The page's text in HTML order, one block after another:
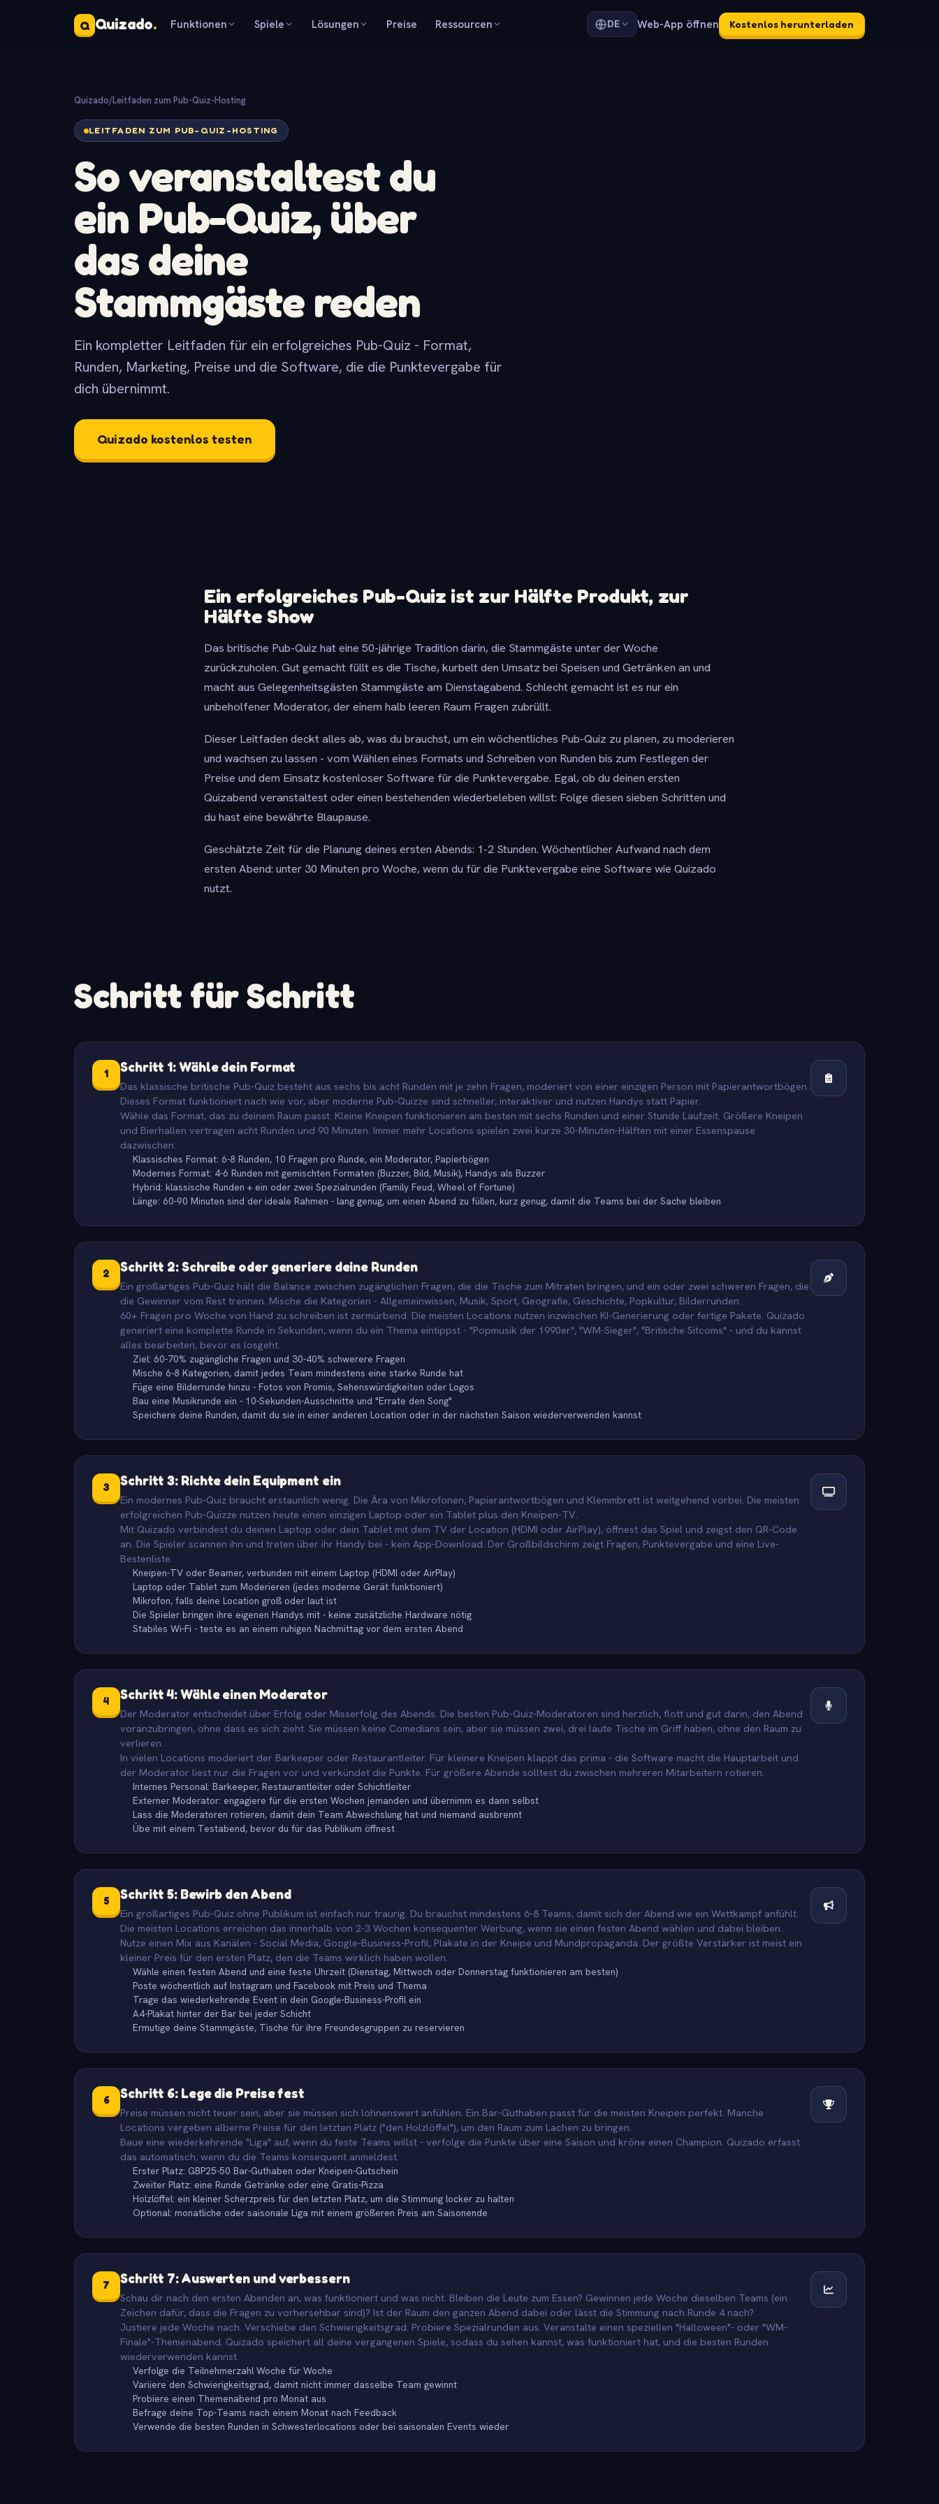
Q Quizado. Funktionen Spiele Lösungen Preise Ressourcen DE Web-App öffnen Kostenlos herunterladen
Quizado/Leitfaden zum Pub-Quiz-Hosting
LEITFADEN ZUM PUB-QUIZ-HOSTING
So veranstaltest du
ein Pub-Quiz, über
das deine
Stammgäste reden
Ein kompletter Leitfaden für ein erfolgreiches Pub-Quiz - Format,
Runden, Marketing, Preise und die Software, die die Punktevergabe für
dich übernimmt.
Quizado kostenlos testen
Ein erfolgreiches Pub-Quiz ist zur Hälfte Produkt, zur
Hälfte Show
Das britische Pub-Quiz hat eine 50-jährige Tradition darin, die Stammgäste unter der Woche
zurückzuholen. Gut gemacht füllt es die Tische, kurbelt den Umsatz bei Speisen und Getränken an und
macht aus Gelegenheitsgästen Stammgäste am Dienstagabend. Schlecht gemacht ist es nur ein
unbeholfener Moderator, der einem halb leeren Raum Fragen zubrüllt.
Dieser Leitfaden deckt alles ab, was du brauchst, um ein wöchentliches Pub-Quiz zu planen, zu moderieren
und wachsen zu lassen - vom Wählen eines Formats und Schreiben von Runden bis zum Festlegen der
Preise und dem Einsatz kostenloser Software für die Punktevergabe. Egal, ob du deinen ersten
Quizabend veranstaltest oder einen bestehenden wiederbeleben willst: Folge diesen sieben Schritten und
du hast eine bewährte Blaupause.
Geschätzte Zeit für die Planung deines ersten Abends: 1-2 Stunden. Wöchentlicher Aufwand nach dem
ersten Abend: unter 30 Minuten pro Woche, wenn du für die Punktevergabe eine Software wie Quizado
nutzt.
Schritt für Schritt
1 Schritt 1: Wähle dein Format
Das klassische britische Pub-Quiz besteht aus sechs bis acht Runden mit je zehn Fragen, moderiert von einer einzigen Person mit Papierantwortbögen.
Dieses Format funktioniert nach wie vor, aber moderne Pub-Quizze sind schneller, interaktiver und nutzen Handys statt Papier.
Wähle das Format, das zu deinem Raum passt. Kleine Kneipen funktionieren am besten mit sechs Runden und einer Stunde Laufzeit. Größere Kneipen
und Bierhallen vertragen acht Runden und 90 Minuten. Immer mehr Locations spielen zwei kurze 30-Minuten-Hälften mit einer Essenspause
dazwischen.
Klassisches Format: 6-8 Runden, 10 Fragen pro Runde, ein Moderator, Papierbögen
Modernes Format: 4-6 Runden mit gemischten Formaten (Buzzer, Bild, Musik), Handys als Buzzer
Hybrid: klassische Runden + ein oder zwei Spezialrunden (Family Feud, Wheel of Fortune)
Länge: 60-90 Minuten sind der ideale Rahmen - lang genug, um einen Abend zu füllen, kurz genug, damit die Teams bei der Sache bleiben
2 Schritt 2: Schreibe oder generiere deine Runden
Ein großartiges Pub-Quiz hält die Balance zwischen zugänglichen Fragen, die die Tische zum Mitraten bringen, und ein oder zwei schweren Fragen, die
die Gewinner vom Rest trennen. Mische die Kategorien - Allgemeinwissen, Musik, Sport, Geografie, Geschichte, Popkultur, Bilderrunden.
60+ Fragen pro Woche von Hand zu schreiben ist zermürbend. Die meisten Locations nutzen inzwischen KI-Generierung oder fertige Pakete. Quizado
generiert eine komplette Runde in Sekunden, wenn du ein Thema eintippst - "Popmusik der 1990er", "WM-Sieger", "Britische Sitcoms" - und du kannst
alles bearbeiten, bevor es losgeht.
Ziel: 60-70% zugängliche Fragen und 30-40% schwerere Fragen
Mische 6-8 Kategorien, damit jedes Team mindestens eine starke Runde hat
Füge eine Bilderrunde hinzu - Fotos von Promis, Sehenswürdigkeiten oder Logos
Bau eine Musikrunde ein - 10-Sekunden-Ausschnitte und "Errate den Song"
Speichere deine Runden, damit du sie in einer anderen Location oder in der nächsten Saison wiederverwenden kannst
3 Schritt 3: Richte dein Equipment ein
Ein modernes Pub-Quiz braucht erstaunlich wenig. Die Ära von Mikrofonen, Papierantwortbögen und Klemmbrett ist weitgehend vorbei. Die meisten
erfolgreichen Pub-Quizze nutzen heute einen einzigen Laptop oder ein Tablet plus den Kneipen-TV.
Mit Quizado verbindest du deinen Laptop oder dein Tablet mit dem TV der Location (HDMI oder AirPlay), öffnest das Spiel und zeigst den QR-Code
an. Die Spieler scannen ihn und treten über ihr Handy bei - kein App-Download. Der Großbildschirm zeigt Fragen, Punktevergabe und eine Live-
Bestenliste.
Kneipen-TV oder Beamer, verbunden mit einem Laptop (HDMI oder AirPlay)
Laptop oder Tablet zum Moderieren (jedes moderne Gerät funktioniert)
Mikrofon, falls deine Location groß oder laut ist
Die Spieler bringen ihre eigenen Handys mit - keine zusätzliche Hardware nötig
Stabiles Wi-Fi - teste es an einem ruhigen Nachmittag vor dem ersten Abend
4 Schritt 4: Wähle einen Moderator
Der Moderator entscheidet über Erfolg oder Misserfolg des Abends. Die besten Pub-Quiz-Moderatoren sind herzlich, flott und gut darin, den Abend
voranzubringen, ohne dass es sich zieht. Sie müssen keine Comedians sein, aber sie müssen zwei, drei laute Tische im Griff haben, ohne den Raum zu
verlieren.
In vielen Locations moderiert der Barkeeper oder Restaurantleiter. Für kleinere Kneipen klappt das prima - die Software macht die Hauptarbeit und
der Moderator liest nur die Fragen vor und verkündet die Punkte. Für größere Abende solltest du zwischen mehreren Mitarbeitern rotieren.
Internes Personal: Barkeeper, Restaurantleiter oder Schichtleiter
Externer Moderator: engagiere für die ersten Wochen jemanden und übernimm es dann selbst
Lass die Moderatoren rotieren, damit dein Team Abwechslung hat und niemand ausbrennt
Übe mit einem Testabend, bevor du für das Publikum öffnest
5 Schritt 5: Bewirb den Abend
Ein großartiges Pub-Quiz ohne Publikum ist einfach nur traurig. Du brauchst mindestens 6-8 Teams, damit sich der Abend wie ein Wettkampf anfühlt.
Die meisten Locations erreichen das innerhalb von 2-3 Wochen konsequenter Werbung, wenn sie einen festen Abend wählen und dabei bleiben.
Nutze einen Mix aus Kanälen - Social Media, Google-Business-Profil, Plakate in der Kneipe und Mundpropaganda. Der größte Verstärker ist meist ein
kleiner Preis für den ersten Platz, den die Teams wirklich haben wollen.
Wähle einen festen Abend und eine feste Uhrzeit (Dienstag, Mittwoch oder Donnerstag funktionieren am besten)
Poste wöchentlich auf Instagram und Facebook mit Preis und Thema
Trage das wiederkehrende Event in dein Google-Business-Profil ein
A4-Plakat hinter der Bar bei jeder Schicht
Ermutige deine Stammgäste, Tische für ihre Freundesgruppen zu reservieren
6 Schritt 6: Lege die Preise fest
Preise müssen nicht teuer sein, aber sie müssen sich lohnenswert anfühlen. Ein Bar-Guthaben passt für die meisten Kneipen perfekt. Manche
Locations vergeben alberne Preise für den letzten Platz ("den Holzlöffel"), um den Raum zum Lachen zu bringen.
Baue eine wiederkehrende "Liga" auf, wenn du feste Teams willst - verfolge die Punkte über eine Saison und kröne einen Champion. Quizado erfasst
das automatisch, wenn du die Teams konsequent anmeldest.
Erster Platz: GBP25-50 Bar-Guthaben oder Kneipen-Gutschein
Zweiter Platz: eine Runde Getränke oder eine Gratis-Pizza
Holzlöffel: ein kleiner Scherzpreis für den letzten Platz, um die Stimmung locker zu halten
Optional: monatliche oder saisonale Liga mit einem größeren Preis am Saisonende
7 Schritt 7: Auswerten und verbessern
Schau dir nach den ersten Abenden an, was funktioniert und was nicht. Bleiben die Leute zum Essen? Gewinnen jede Woche dieselben Teams (ein
Zeichen dafür, dass die Fragen zu vorhersehbar sind)? Ist der Raum den ganzen Abend dabei oder lässt die Stimmung nach Runde 4 nach?
Justiere jede Woche nach. Verschiebe den Schwierigkeitsgrad. Probiere Spezialrunden aus. Veranstalte einen speziellen "Halloween"- oder "WM-
Finale"-Themenabend. Quizado speichert all deine vergangenen Spiele, sodass du sehen kannst, was funktioniert hat, und die besten Runden
wiederverwenden kannst.
Verfolge die Teilnehmerzahl Woche für Woche
Variiere den Schwierigkeitsgrad, damit nicht immer dasselbe Team gewinnt
Probiere einen Themenabend pro Monat aus
Befrage deine Top-Teams nach einem Monat nach Feedback
Verwende die besten Runden in Schwesterlocations oder bei saisonalen Events wieder